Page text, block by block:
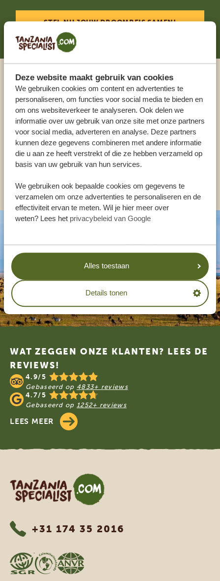
Deze website maakt gebruik van cookies
We gebruiken cookies om content en advertenties te
personaliseren, om functies voor social media te bieden en
om ons websiteverkeer te analyseren. Ook delen we
informatie over uw gebruik van onze site met onze partners
voor social media, adverteren en analyse. Deze partners
kunnen deze gegevens combineren met andere informatie
die u aan ze heeft verstrekt of die ze hebben verzameld op
basis van uw gebruik van hun services.
We gebruiken ook bepaalde cookies om gegevens te
verzamelen om onze advertenties te personaliseren en de
effectiviteit ervan te meten. Wil je hier meer over
weten? Lees het privacybeleid van Google
Alles toestaan
Details tonen
STEL NU JOUW DROOMREIS SAMEN!
Praat met een expert
ONZE SPECIALISTEN STAAN VOOR JE KLAAR
NL:+31 174 35 2016
Footer
WAT ZEGGEN ONZE KLANTEN? LEES DE
REVIEWS!
4.9/5
Gebaseerd op 4833+ reviews
4.7/5
Gebaseerd op 1252+ reviews
LEES MEER
Tanzania Specialist
+31 174 35 2016